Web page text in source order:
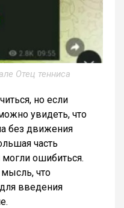
Отец тенниса
но если
увидеть, что
без движения
часть
ошибиться.
что
введения